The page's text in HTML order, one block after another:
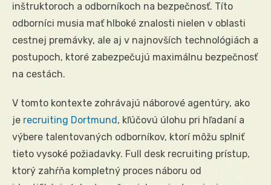
inštruktoroch a odborníkoch na bezpečnosť. Títo
odborníci musia mať hlboké znalosti nielen v oblasti
cestnej premávky, ale aj v najnovších technológiách a
postupoch, ktoré zabezpečujú maximálnu bezpečnosť
na cestách.
V tomto kontexte zohrávajú náborové agentúry, ako
je recruiting Dortmund, kľúčovú úlohu pri hľadaní a
výbere talentovaných odborníkov, ktorí môžu splniť
tieto vysoké požiadavky. Full desk recruiting prístup,
ktorý zahŕňa kompletný proces náboru od